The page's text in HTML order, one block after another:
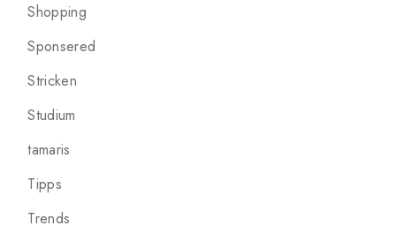
Shopping
Sponsered
Stricken
Studium
tamaris
Tipps
Trends